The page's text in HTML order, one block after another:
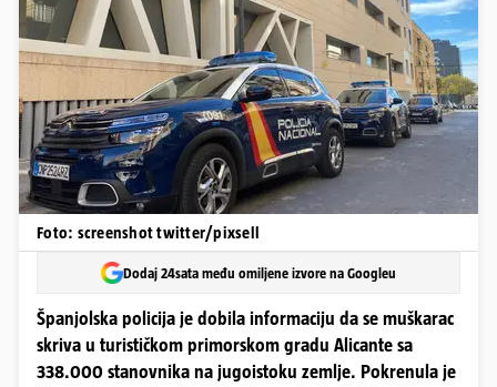
Foto: screenshot twitter/pixsell
Dodaj 24sata među omiljene izvore na Googleu
Španjolska policija je dobila informaciju da se muškarac
skriva u turističkom primorskom gradu Alicante sa
338.000 stanovnika na jugoistoku zemlje. Pokrenula je